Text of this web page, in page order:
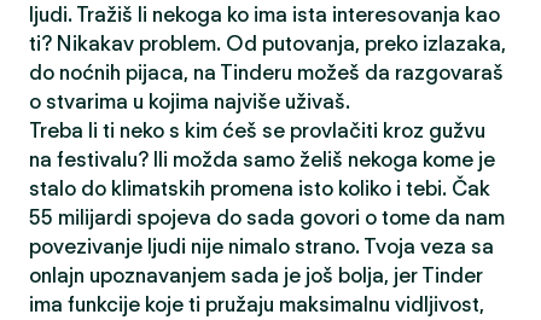
ljudi. Tražiš li nekoga ko ima ista interesovanja kao
ti? Nikakav problem. Od putovanja, preko izlazaka,
do noćnih pijaca, na Tinderu možeš da razgovaraš
o stvarima u kojima najviše uživaš.
Treba li ti neko s kim ćeš se provlačiti kroz gužvu
na festivalu? Ili možda samo želiš nekoga kome je
stalo do klimatskih promena isto koliko i tebi. Čak
55 milijardi spojeva do sada govori o tome da nam
povezivanje ljudi nije nimalo strano. Tvoja veza sa
onlajn upoznavanjem sada je još bolja, jer Tinder
ima funkcije koje ti pružaju maksimalnu vidljivost,